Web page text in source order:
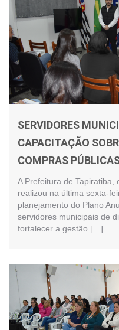
SERVIDORES
CAPACITAÇÃO
COMPRAS
A Prefeitura de Tapiratiba,
realizou na última sexta-
planejamento do Plano
servidores municipais de
fortalecer a gestão […]